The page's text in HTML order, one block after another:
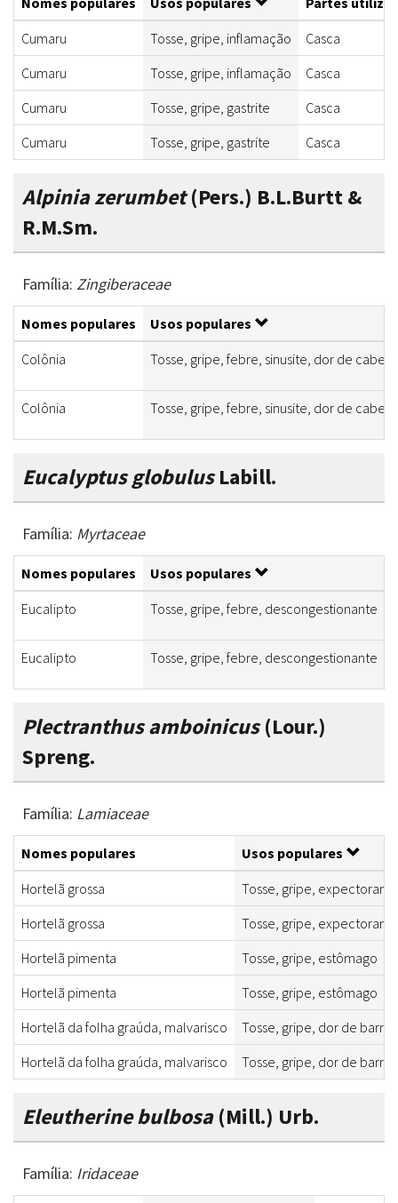
Cumaru
Tosse, gripe, inflamação
Casca
Cumaru
Tosse, gripe, inflamação
Casca
Cumaru
Tosse, gripe, gastrite
Casca
Cumaru
Tosse, gripe, gastrite Casca
Alpinia zerumbet(Pers.) B.L.Burtt &
R.M.Sm.
Família: Zingiberaceae
Nomes populares
Usos populares
Colônia
Tosse, gripe, febre, sinusite, dor de
Colônia Tosse, gripe, febre, sinusite, dor de
Eucalyptus globulusLabill.
Família: Myrtaceae
Nomes populares Usos populares
Eucalipto
Tosse, gripe, febre, descongestionante
Eucalipto Tosse, gripe, febre, descongestionante
Plectranthus amboinicus(Lour.)
Spreng.
Família: Lamiaceae
Nomes populares
Usos populares
Hortelã grossa
Tosse, gripe,
Hortelã grossa
Tosse, gripe,
Hortelã pimenta
Tosse, gripe, estômago
Hortelã pimenta
Tosse, gripe, estômago
Hortelã da folha graúda, malvarisco
Tosse, gripe, dor de
Hortelã da folha graúda, malvarisco
Tosse, gripe, dor de
Eleutherine bulbosa(Mill.) Urb.
Família: Iridaceae